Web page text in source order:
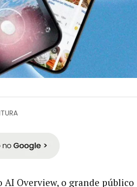
AI Overview, o grande público